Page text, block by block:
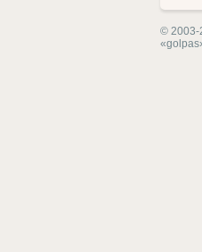
© 2003-